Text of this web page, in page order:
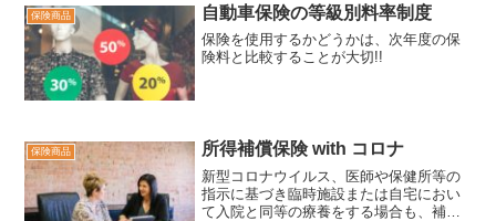
保険商品 自動車保険の等級別料率制度
保険を使用するかどうかは、次年度の保
険料と比較することが大切!!
保険商品 所得補償保険 with コロナ
新型コロナウイルス、医師や保健所等の
指示に基づき臨時施設または自宅におい
て入院と同等の療養をする場合も、補償